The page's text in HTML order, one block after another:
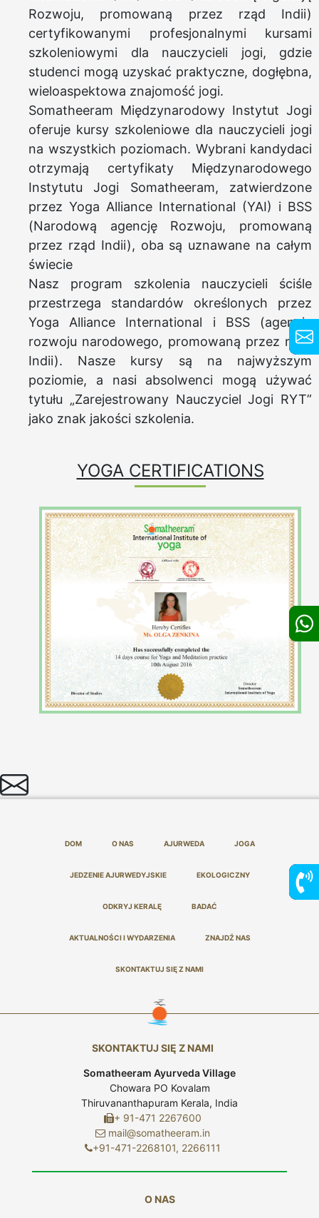
Rozwoju, promowaną przez rząd Indii)
certyfikowanymi profesjonalnymi kursami
szkoleniowymi dla nauczycieli jogi, gdzie
studenci mogą uzyskać praktyczne, dogłębna,
wieloaspektowa znajomość jogi.
Somatheeram Międzynarodowy Instytut Jogi
oferuje kursy szkoleniowe dla nauczycieli jogi
na wszystkich poziomach. Wybrani kandydaci
otrzymają certyfikaty Międzynarodowego
Instytutu Jogi Somatheeram, zatwierdzone
przez Yoga Alliance International (YAI) i BSS
(Narodową agencję Rozwoju, promowaną
przez rząd Indii), oba są uznawane na całym
świecie
Nasz program szkolenia nauczycieli ściśle
przestrzega standardów określonych przez
Yoga Alliance International i BSS (agencję
rozwoju narodowego, promowaną przez rząd
Indii). Nasze kursy są na najwyższym
poziomie, a nasi absolwenci mogą używać
tytułu „Zarejestrowany Nauczyciel Jogi RYT”
jako znak jakości szkolenia.
YOGA CERTIFICATIONS
DOM O NAS AJURWEDA JOGA
JEDZENIE AJURWEDYJSKIE EKOLOGICZNY
ODKRYJ KERALĘ BADAĆ
AKTUALNOŚCI I WYDARZENIA ZNAJDŹ NAS
SKONTAKTUJ SIĘ Z NAMI
SKONTAKTUJ SIĘ Z NAMI
Somatheeram Ayurveda Village
Chowara PO Kovalam
Thiruvananthapuram Kerala, India
+ 91-471 2267600
mail@somatheeram.in
+91-471-2268101, 2266111
O NAS